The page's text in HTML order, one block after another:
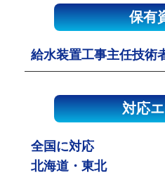
保有
給水装置工事主任技術
対応
全国に対応
北海道・東北